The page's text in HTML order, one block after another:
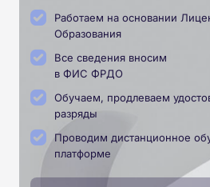
Работаем на основании
Образования
Все сведения вносим
в ФИС ФРДО
Обучаем, продлеваем
разряды
Проводим дистанционное
платформе